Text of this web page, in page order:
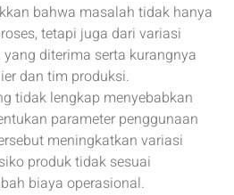
bahwa masalah tidak hanya
tetapi juga dari variasi
diterima serta kurangnya
dan tim produksi.
tidak lengkap menyebabkan
parameter penggunaan
meningkatkan variasi
produk tidak sesuai
biaya operasional.